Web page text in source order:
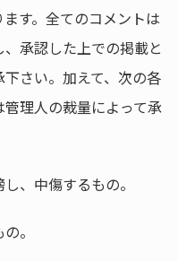
す。全てのコメントは
承認した上での掲載と
さい。加えて、次の各
理人の裁量によって承
、中傷するもの。
。